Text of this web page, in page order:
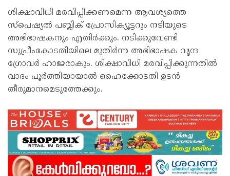
ശിക്ഷാവിധി മരവിപ്പിക്കണമെന്ന ആവശ്യത്തെ
സ്‌പെഷ്യല്‍ പബ്ലിക് പ്രോസിക്യൂട്ടറും നടിയുടെ
അഭിഭാഷകനും എതിര്‍ക്കും. നടിക്കുവേണ്ടി
സുപ്രീംകോടതിയിലെ മുതിര്‍ന്ന അഭിഭാഷക വൃന്ദ
ഗ്രോവര്‍ ഹാജരാകും. ശിക്ഷാവിധി മരവിപ്പിക്കുന്നതില്‍
വാദം പൂര്‍ത്തിയായാല്‍ ഹൈക്കോടതി ഉടന്‍
തീരുമാനമെടുത്തേക്കും.